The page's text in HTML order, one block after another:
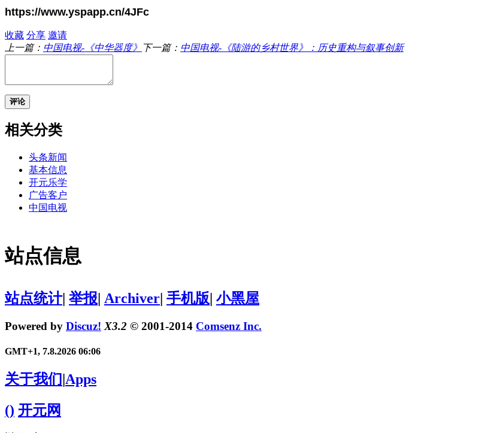
https://www.yspapp.cn/4JFc
收藏 分享 邀请
上一篇： 中国电视-《中华器度》 下一篇： 中国电视-《陆游的乡村世界》：历史重构与叙事创新
评论
相关分类
头条新闻
基本信息
开元乐学
广告客户
中国电视
站点信息
站点统计| 举报 Archiver 手机版 小黑屋
Powered by Discuz! X3.2 © 2001-2014 Comsenz Inc.
GMT+1, 7.8.2026 06:06
关于我们|Apps
() 开元网